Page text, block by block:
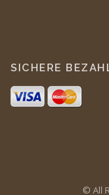
SICHERE
© All